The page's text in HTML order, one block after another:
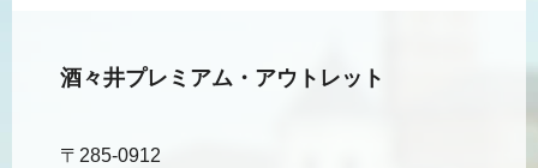
酒々井プレミアム・アウトレット
〒285-0912